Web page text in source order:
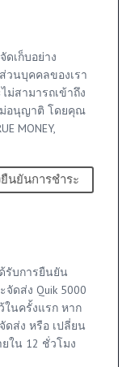
เก็บอย่าง
นบุคคลของเรา
ม่สามารถเข้าถึง
อนุญาติ โดยคุณ
MONEY,
นยันการชำระ
รับการยืนยัน
ดส่ง Quik 5000
ในครั้งแรก หาก
ดส่ง หรือ เปลี่ยน
ใน 12 ชั่วโมง